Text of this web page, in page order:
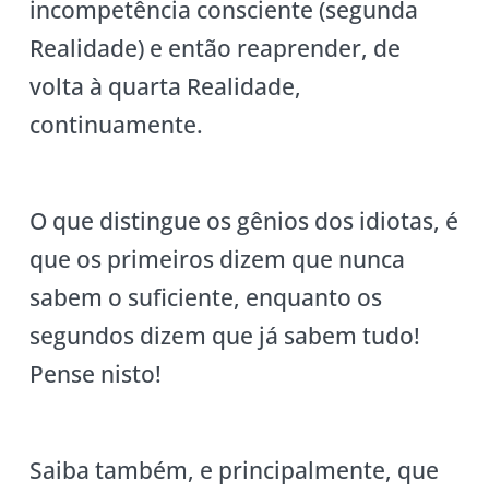
incompetência consciente (segunda
Realidade) e então reaprender, de
volta à quarta Realidade,
continuamente.
O que distingue os gênios dos idiotas, é
que os primeiros dizem que nunca
sabem o suficiente, enquanto os
segundos dizem que já sabem tudo!
Pense nisto!
Saiba também, e principalmente, que